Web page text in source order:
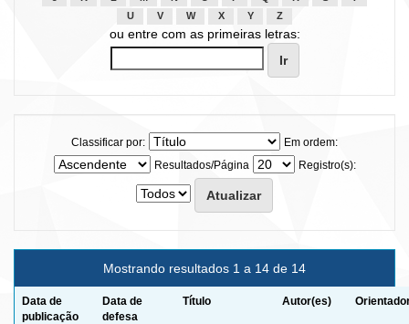
U
V W X Y Z
ou entre com as primeiras letras:
Classificar por:
Em ordem:
Resultados/Página
Registro(s):
Mostrando resultados 1 a 14 de 14
Data de
publicação
Data de
defesa
Título Autor(es)